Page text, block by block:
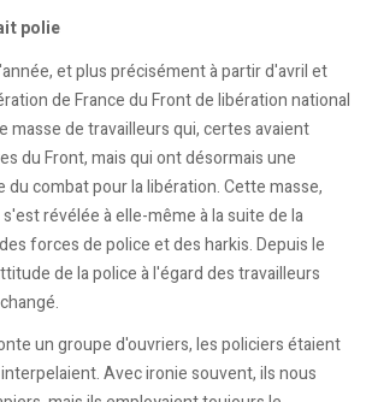
polie
et plus précisément à partir d'avril et
de France du Front de libération national
masse de travailleurs qui, certes avaient
du Front, mais qui ont désormais une
du combat pour la libération. Cette masse,
révélée à elle-même à la suite de la
forces de police et des harkis. Depuis le
de la police à l'égard des travailleurs
un groupe d'ouvriers, les policiers étaient
Avec ironie souvent, ils nous